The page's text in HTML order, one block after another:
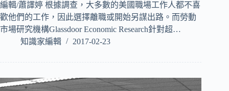
編輯/蕭譯婷 根據調查，大多數的美國職場工作人都不喜
歡他們的工作，因此選擇離職或開始另謀出路。而勞動
市場研究機構Glassdoor Economic Research針對超…
知識家編輯
2017-02-23